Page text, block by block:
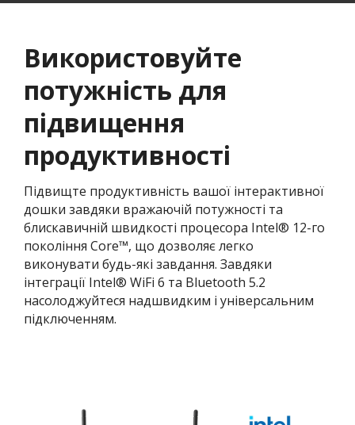
Використовуйте
потужність для
підвищення
продуктивності
Підвищте продуктивність вашої інтерактивної
дошки завдяки вражаючій потужності та
блискавичній швидкості процесора Intel® 12-го
покоління Core™, що дозволяє легко
виконувати будь-які завдання. Завдяки
інтеграції Intel® WiFi 6 та Bluetooth 5.2
насолоджуйтеся надшвидким і універсальним
підключенням.